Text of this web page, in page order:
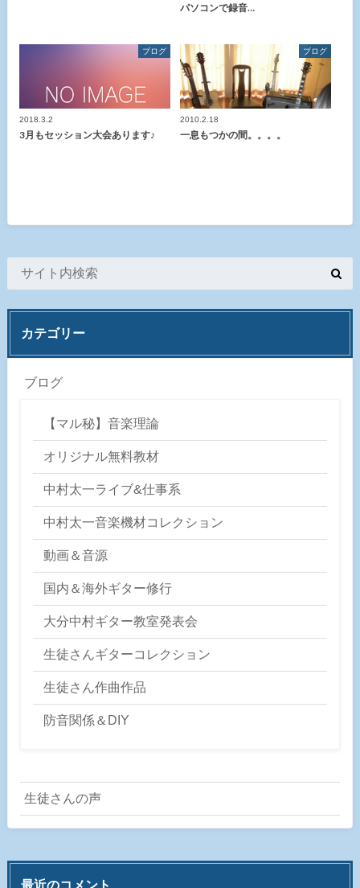
パソコンで録音…
ブログ
2018.3.2
3月もセッション大会あります♪
ブログ
2010.2.18
一息もつかの間。。。。
カテゴリー
ブログ
【マル秘】音楽理論
オリジナル無料教材
中村太一ライブ&仕事系
中村太一音楽機材コレクション
動画＆音源
国内＆海外ギター修行
大分中村ギター教室発表会
生徒さんギターコレクション
生徒さん作曲作品
防音関係＆DIY
生徒さんの声
最近のコメント